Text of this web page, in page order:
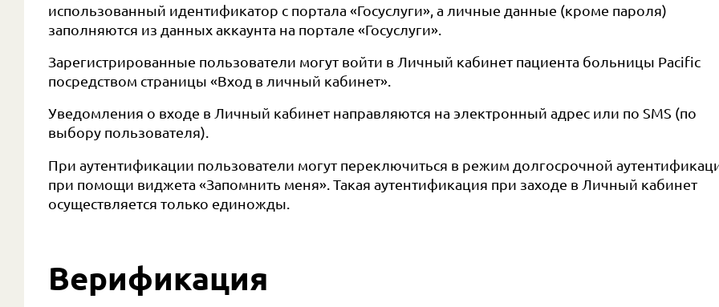
использованный идентификатор с портала «Госуслуги», а личные данные (кроме пароля)
заполняются из данных аккаунта на портале «Госуслуги».
Зарегистрированные пользователи могут войти в Личный кабинет пациента больницы Pacific
посредством страницы «Вход в личный кабинет».
Уведомления о входе в Личный кабинет направляются на электронный адрес или по SMS (по
выбору пользователя).
При аутентификации пользователи могут переключиться в режим долгосрочной
при помощи виджета «Запомнить меня». Такая аутентификация при заходе в Личный кабинет
осуществляется только единожды.
Верификация